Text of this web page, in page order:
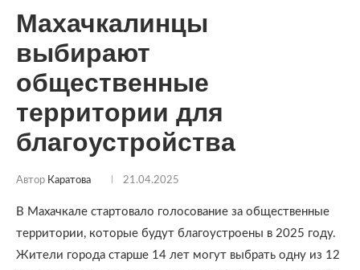
Махачкалинцы
выбирают
общественные
территории для
благоустройства
Автор Каратова 21.04.2025
В Махачкале стартовало голосование за общественные
территории, которые будут благоустроены в 2025 году.
Жители города старше 14 лет могут выбрать одну из 12